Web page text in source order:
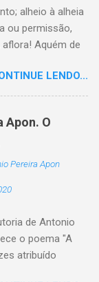
alheio à alheia
ou permissão,
Aquém de
Antonio Pereira
na vida , a
Sobre uma
Acima, a
dessa
o caminhante,
o céu, sobre o
Vem de
LENDO...
Apon. O
Pereira Apon
de Antonio
o poema "A
atribuído